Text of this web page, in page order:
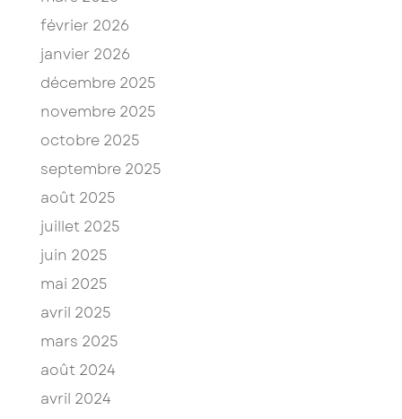
février 2026
janvier 2026
décembre 2025
novembre 2025
octobre 2025
septembre 2025
août 2025
juillet 2025
juin 2025
mai 2025
avril 2025
mars 2025
août 2024
avril 2024